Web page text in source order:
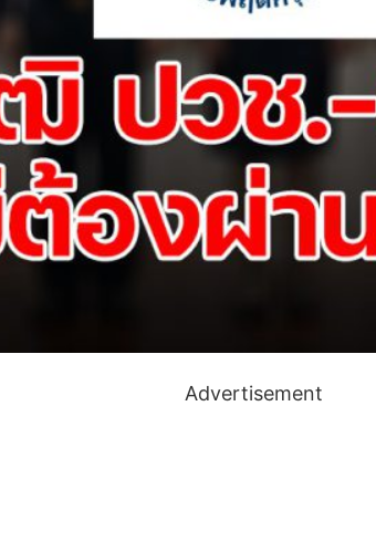
Advertisement